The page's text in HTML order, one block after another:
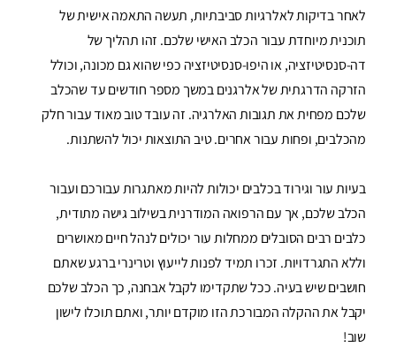
לאחר בדיקות לאלרגיות סביבתיות, תעשה התאמה אישית של
תוכנית מיוחדת עבור הכלב האישי שלכם. זהו תהליך של
דה-סנסיטיזציה, או היפו-סנסיטיזציה כפי שהוא גם מכונה, וכולל
הזרקה הדרגתית של אלרגנים במשך מספר חודשים עד שהכלב
שלכם מפחית את תגובות האלרגיה. זה עובד טוב מאוד עבור חלק
מהכלבים, ופחות עבור אחרים. טיב התוצאות יכול להשתנות.
בעיות עור וגירוד בכלבים יכולות להיות מאתגרות עבורכם ועבור
הכלב שלכם, אך עם הרפואה המודרנית בשילוב גישה מתודית,
כלבים רבים הסובלים ממחלות עור יכולים לנהל חיים מאושרים
וללא התגרדויות. זכרו תמיד לפנות לייעוץ וטרינרי ברגע שאתם
חושבים שיש בעיה. ככל שתקדימו לקבל אבחנה, כך הכלב שלכם
יקבל את ההקלה המבורכת הזו מוקדם יותר, ואתם תוכלו לישון
שוב!